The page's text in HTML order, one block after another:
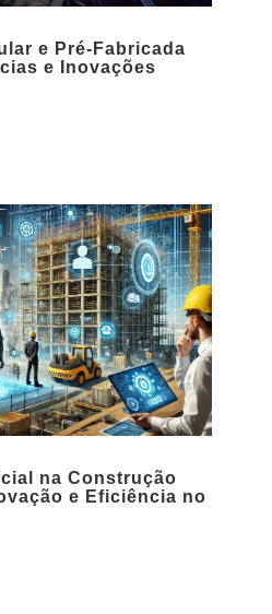
e Pré-Fabricada
e Inovações
na Construção
e Eficiência no